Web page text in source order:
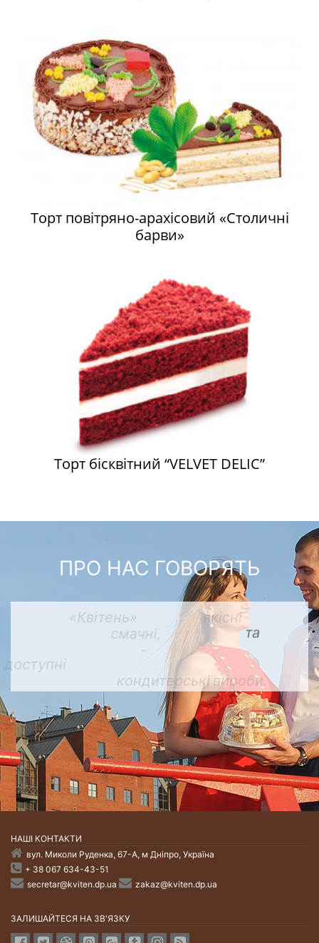
Торт повітряно-арахісовий «Столичні
барви»
Торт бісквітний “VELVET DELIC”
ПРО НАС ГОВОРЯТЬ
НАШI КОНТАКТИ
вул. Миколи Руденка, 67-А, м Дніпро, Україна
+ 38 067 634-43-51
secretar@kviten.dp.ua
zakaz@kviten.dp.ua
ЗАЛИШАЙТЕСЯ НА ЗВ'ЯЗКУ